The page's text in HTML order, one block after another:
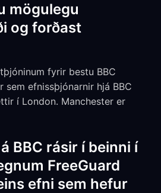
mögulegu
og forðast
fyrir bestu BBC
sem efnissþjónarnir hjá BBC
í London. Manchester er
BBC rásir í beinni í
FreeGuard
efni sem hefur